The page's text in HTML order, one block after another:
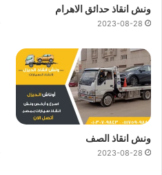
ونش انقاذ حدائق الاهرام
2023-08-28
ونش انقاذ الصف
2023-08-28